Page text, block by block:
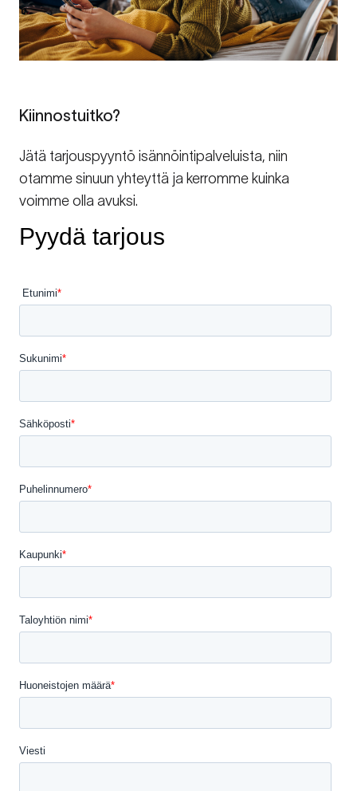
Kiinnostuitko?
Jätä tarjouspyyntö isännöintipalveluista, niin
otamme sinuun yhteyttä ja kerromme kuinka
voimme olla avuksi.